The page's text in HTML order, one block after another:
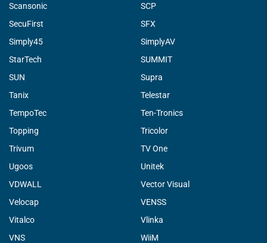
Scansonic
SCP
SecuFirst
SFX
Simply45
SimplyAV
StarTech
SUMMIT
SUN
Supra
Tanix
Telestar
TempoTec
Ten-Tronics
Topping
Tricolor
Trivum
TV One
Ugoos
Unitek
VDWALL
Vector Visual
Velocap
VENSS
Vitalco
Vlinka
VNS
WiiM